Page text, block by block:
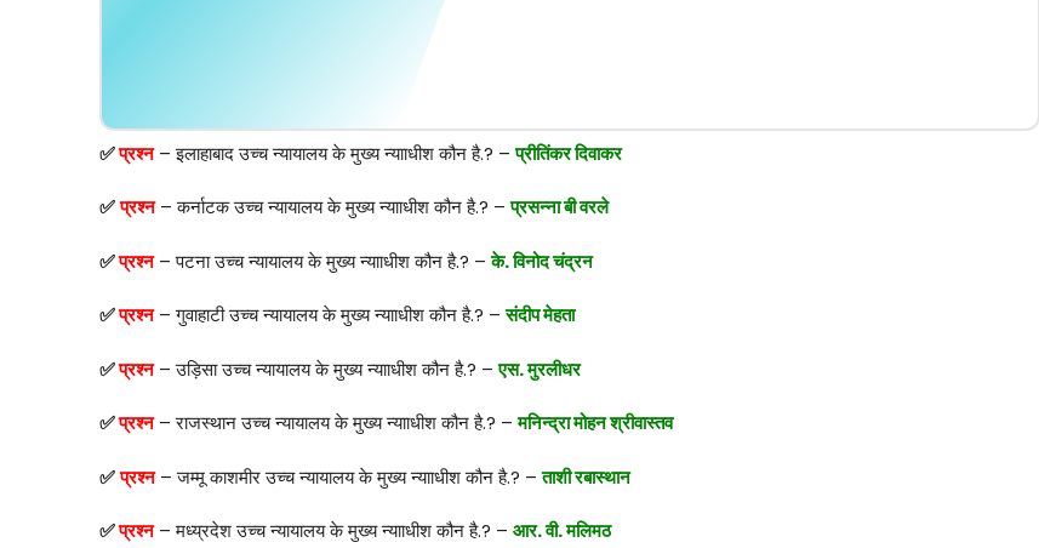
✅प्रश्न – इलाहाबाद उच्च न्यायालय के मुख्य न्यााधीश कौन है.? –प्रीतिंकर दिवाकर
✅प्रश्न– कर्नाटक उच्च न्यायालय के मुख्य न्यााधीश कौन है.? –प्रसन्ना बी वरले
✅प्रश्न– पटना उच्च न्यायालय के मुख्य न्यााधीश कौन है.? –के. विनोद चंद्रन
✅प्रश्न– गुवाहाटी उच्च न्यायालय के मुख्य न्यााधीश कौन है.? –संदीप मेहता
✅प्रश्न– उड़िसा उच्च न्यायालय के मुख्य न्यााधीश कौन है.? –एस. मुरलीधर
✅प्रश्न– राजस्थान उच्च न्यायालय के मुख्य न्यााधीश कौन है.? –मनिन्द्रा मोहन श्रीवास्तव
✅प्रश्न– जम्मू काशमीर उच्च न्यायालय के मुख्य न्यााधीश कौन है.? –ताशी रबास्थान
✅प्रश्न– मध्य्रदेश उच्च न्यायालय के मुख्य न्यााधीश कौन है.? – आर. वी. मलिमठ